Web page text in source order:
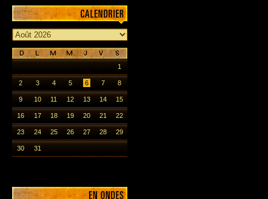
1
2 3 4 5 6 7 8
9 10 11 12 13 14 15
16 17 18 19 20 21 22
23 24 25 26 27 28 29
30 31